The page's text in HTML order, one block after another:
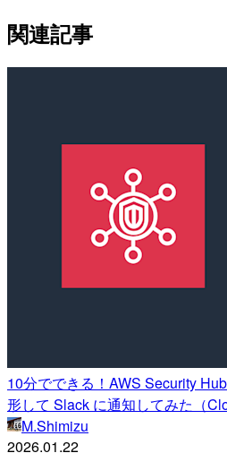
関連記事
10分でできる！AWS Security
形して Slack に通知してみた（
M.Shimizu
2026.01.22